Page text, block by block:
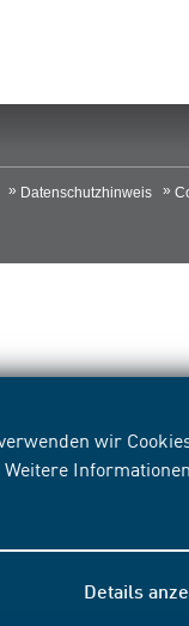
wir
Informationen
Details
Datenschutzhinweis